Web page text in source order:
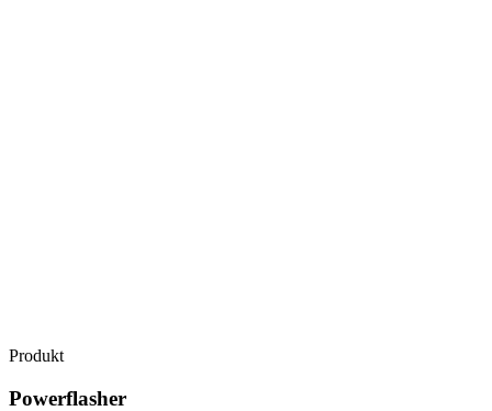
Produkt
Powerflasher